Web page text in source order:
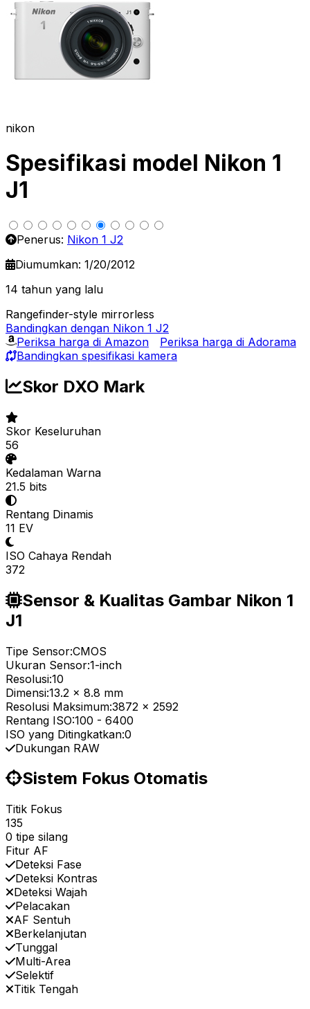
nikon
Spesifikasi model Nikon 1
J1
Penerus: Nikon 1 J2
Diumumkan: 1/20/2012
14 tahun yang lalu
Rangefinder-style mirrorless
Bandingkan dengan Nikon 1 J2
Periksa harga di Amazon
Periksa harga di Adorama
Bandingkan spesifikasi kamera
Skor DXO Mark
Skor Keseluruhan
56
Kedalaman Warna
21.5 bits
Rentang Dinamis
11 EV
ISO Cahaya Rendah
372
Sensor & Kualitas Gambar Nikon 1
J1
Tipe Sensor:CMOS
Ukuran Sensor:1-inch
Resolusi:10
Dimensi:13.2 x 8.8 mm
Resolusi Maksimum:3872 x 2592
Rentang ISO:100 - 6400
ISO yang Ditingkatkan:0
Dukungan RAW
Sistem Fokus Otomatis
Titik Fokus
135
0 tipe silang
Fitur AF
Deteksi Fase
Deteksi Kontras
Deteksi Wajah
Pelacakan
AF Sentuh
Berkelanjutan
Tunggal
Multi-Area
Selektif
Titik Tengah